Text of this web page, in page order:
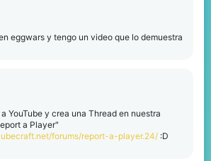
eggwars y tengo un video que lo demuestra
YouTube y crea una Thread en nuestra
a Player"
forums/report-a-player.24/ :D